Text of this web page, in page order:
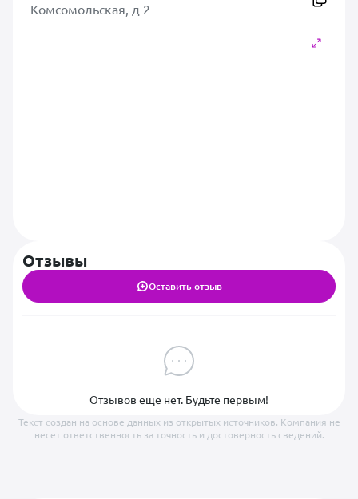
Комсомольская, д 2
Отзывы
Оставить отзыв
Отзывов еще нет. Будьте первым!
Текст создан на основе данных из открытых источников. Компания не
несет ответственность за точность и достоверность сведений.